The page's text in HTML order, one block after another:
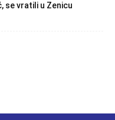
se vratili u Zenicu